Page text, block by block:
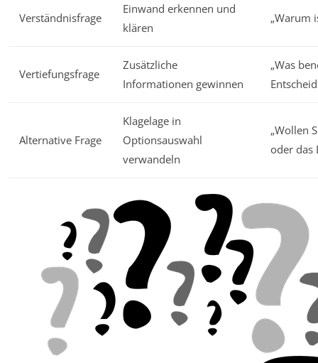
Verständnisfrage
Einwand erkennen und
klären
„Warum
Vertiefungsfrage
Zusätzliche
Informationen gewinnen
„Was
Alternative Frage
Klagelage in
Optionsauswahl
verwandeln
„Wollen
oder das